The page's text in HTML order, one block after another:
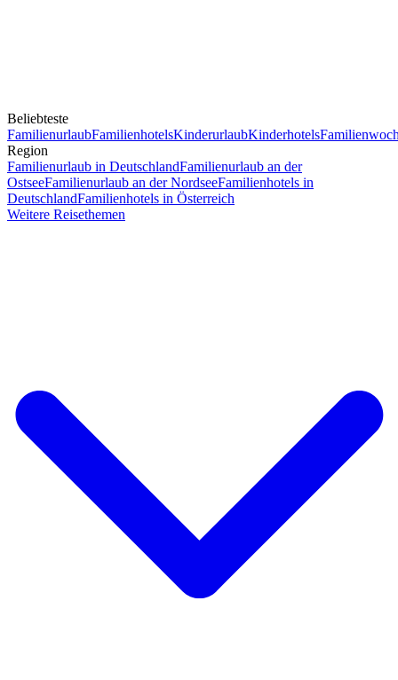
Beliebteste
FamilienurlaubFamilienhotelsKinderurlaubKinderhotels
Region
Familienurlaub in DeutschlandFamilienurlaub an der
OstseeFamilienurlaub an der NordseeFamilienhotels in
DeutschlandFamilienhotels in Österreich
Weitere Reisethemen